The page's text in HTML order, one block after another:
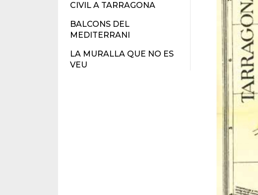
CIVIL A TARRAGONA
BALCONS DEL
MEDITERRANI
LA MURALLA QUE NO ES
VEU